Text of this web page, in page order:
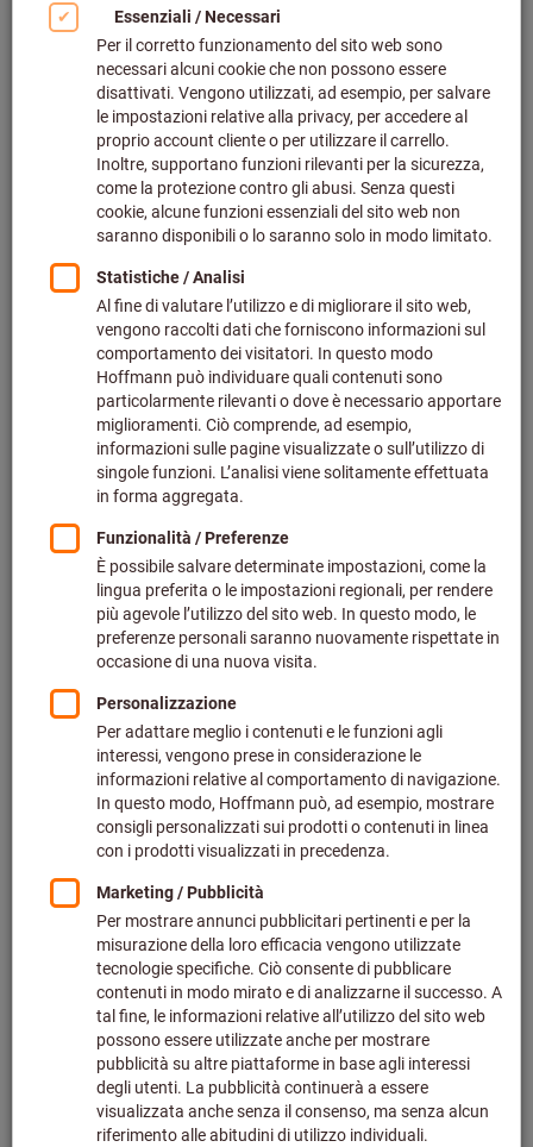
Bild zum Vergrößern anklicken
Preis pro 1 Stück
zzgl. Versandkosten
Individuelle Preisanzeige für Geschäftskunden nach
Anmeldung.
In den Warenkorb
Voraussichtliche Lieferzeit: 1-2 Wochen Speditionslieferung